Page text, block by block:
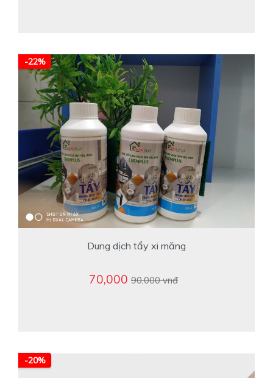
Dung dịch tẩy xi măng
70,000 90,000 vnđ